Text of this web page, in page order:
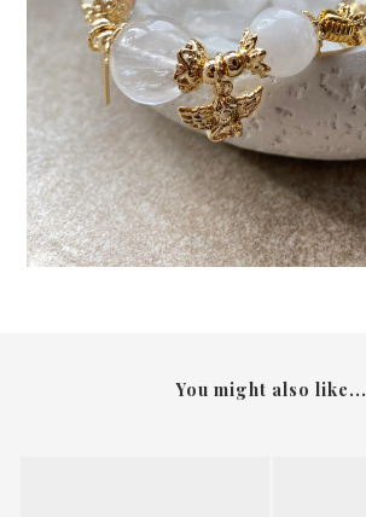
You might also like...